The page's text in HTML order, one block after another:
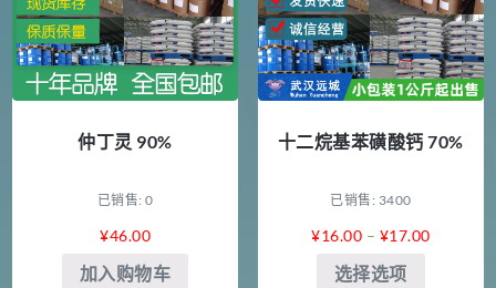
仲丁灵 90%
已销售: 0
¥46.00
加入购物车
十二烷基苯磺酸钙 70%
已销售: 3400
¥16.00 – ¥17.00
选择选项